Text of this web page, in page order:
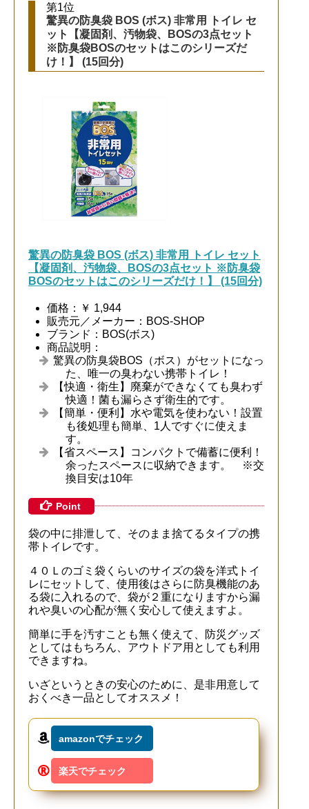
第1位
驚異の防臭袋 BOS (ボス) 非常用 トイレ セ
ット【凝固剤、汚物袋、BOSの3点セット
※防臭袋BOSのセットはこのシリーズだ
け！】 (15回分)
驚異の防臭袋 BOS (ボス) 非常用 トイレ セット
【凝固剤、汚物袋、BOSの3点セット ※防臭袋
BOSのセットはこのシリーズだけ！】 (15回分)
価格：￥ 1,944
販売元／メーカー：BOS-SHOP
ブランド：BOS(ボス)
商品説明：
驚異の防臭袋BOS（ボス）がセットになっ
た、唯一の臭わない携帯トイレ！
【快適・衛生】廃棄ができなくても臭わず
快適！菌も漏らさず衛生的です。
【簡単・便利】水や電気を使わない！設置
も後処理も簡単、1人ですぐに使えま
す。
【省スペース】コンパクトで備蓄に便利！
余ったスペースに収納できます。 ※交
換目安は10年
Point
袋の中に排泄して、そのまま捨てるタイプの携
帯トイレです。
４０Ｌのゴミ袋くらいのサイズの袋を洋式トイ
レにセットして、使用後はさらに防臭機能のあ
る袋に入れるので、袋が２重になりますから漏
れや臭いの心配が無く安心して使えますよ。
簡単に手を汚すことも無く使えて、防災グッズ
としてはもちろん、アウトドア用としても利用
できますね。
いざというときの安心のために、是非用意して
おくべき一品としてオススメ！
amazonでチェック
楽天でチェック